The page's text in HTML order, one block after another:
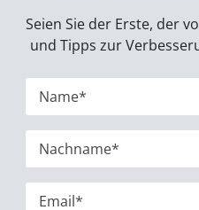
Seien Sie der Erste, der
und Tipps zur